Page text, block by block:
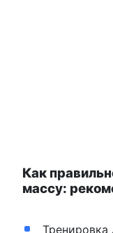
Как
массу:
Тренировка